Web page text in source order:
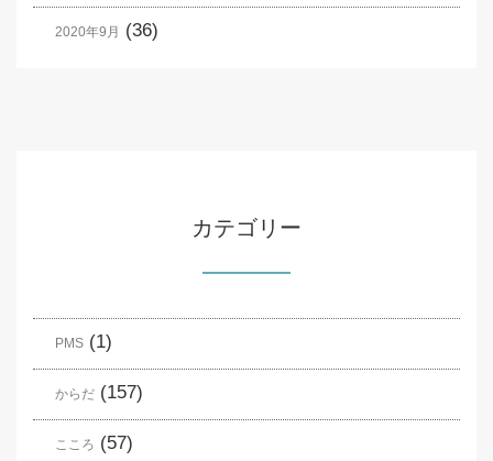
2020年9月 (36)
カテゴリー
PMS (1)
からだ (157)
こころ (57)